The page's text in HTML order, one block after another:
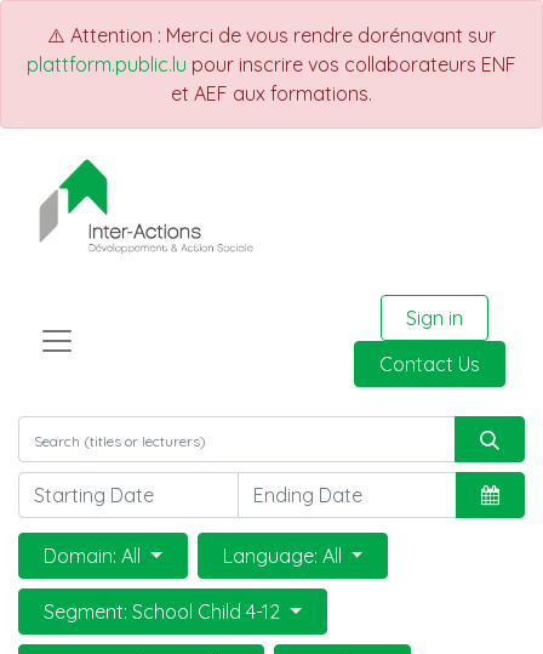
⚠️ Attention : Merci de vous rendre dorénavant sur
plattform.public.lu pour inscrire vos collaborateurs ENF
et AEF aux formations.
Sign in
Contact Us
Domain: All Language: All
Segment: School Child 4-12